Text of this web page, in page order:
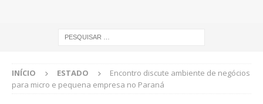
INÍCIO ESTADO
Encontro discute ambiente de negócios
para micro e pequena empresa no Paraná